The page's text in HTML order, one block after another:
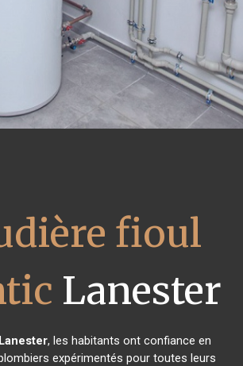
fioul
Lanester
Lanester, les habitants ont confiance en
expérimentés pour toutes leurs